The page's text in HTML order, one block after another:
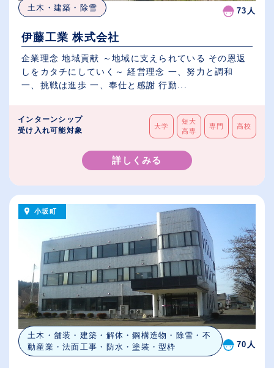
土木・建築・除雪 73人
伊藤工業 株式会社
企業理念 地域貢献 ～地域に支えられている その恩返
しをカタチにしていく～ 経営理念 一、努力と調和
一、挑戦は進歩 一、奉仕と感謝 行動...
インターンシップ
受け入れ可能対象
大学
短大
高専
専門 高校
詳しくみる
小坂町
土木・舗装・建築・解体・鋼構造物・除雪・不
動産業・法面工事・防水・塗装・型枠
70人